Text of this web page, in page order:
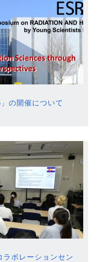
の開催について
ボレーションセン